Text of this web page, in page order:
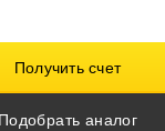
Получить счет
Подобрать аналог